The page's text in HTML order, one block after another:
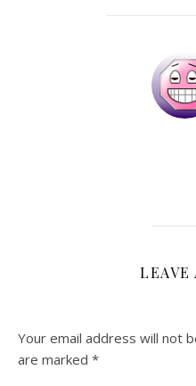
LEAVE
Your email address will not
are marked *